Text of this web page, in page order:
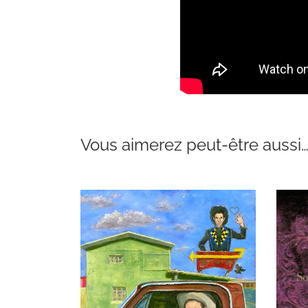
Vous aimerez peut-être aussi…